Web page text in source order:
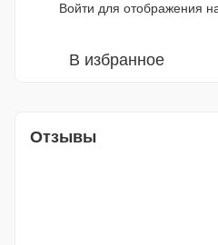
Войти для отображения
В избранное
Отзывы